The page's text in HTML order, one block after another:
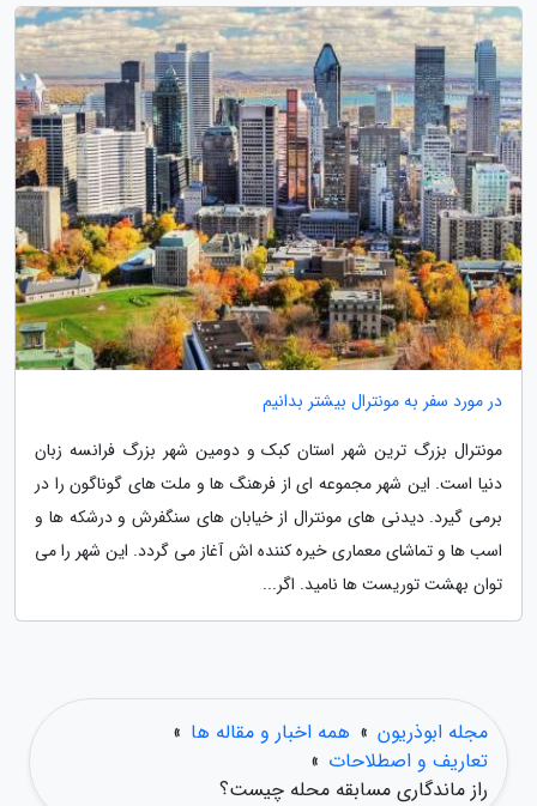
در مورد سفر به مونترال بیشتر بدانیم
مونترال بزرگ ترین شهر استان کبک و دومین شهر بزرگ فرانسه زبان
دنیا است. این شهر مجموعه ای از فرهنگ ها و ملت های گوناگون را در
برمی گیرد. دیدنی های مونترال از خیابان های سنگفرش و درشکه ها و
اسب ها و تماشای معماری خیره کننده اش آغاز می گردد. این شهر را می
توان بهشت توریست ها نامید. اگر...
مجله ابوذریون » همه اخبار و مقاله ها »
تعاریف و اصطلاحات »
راز ماندگاری مسابقه محله چیست؟